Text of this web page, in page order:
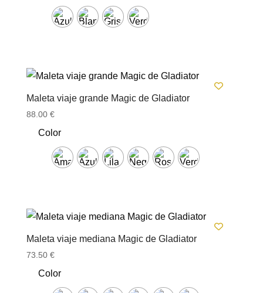
Maleta viaje grande Magic de Gladiator
88.00 €
Color
Maleta viaje mediana Magic de Gladiator
73.50 €
Color